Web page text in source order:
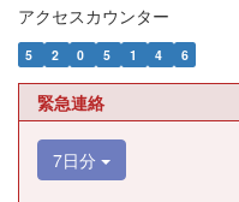
アクセスカウンター
5 2 0 5 1 4 6
緊急連絡
7日分